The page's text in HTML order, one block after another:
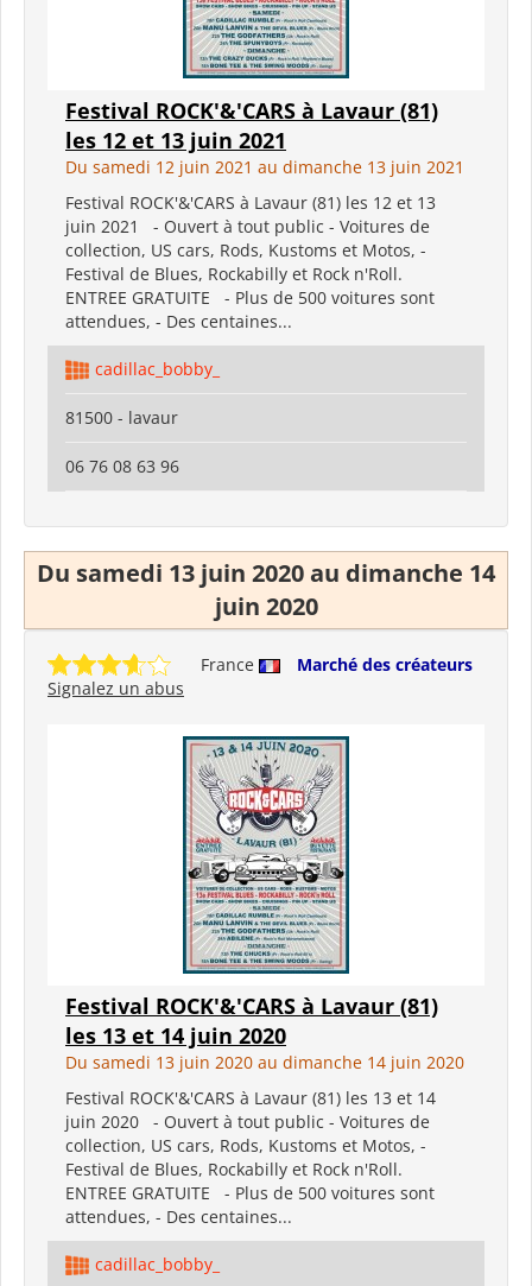
Festival ROCK'&'CARS à Lavaur (81)
les 12 et 13 juin 2021
Du samedi 12 juin 2021 au dimanche 13 juin 2021
Festival ROCK'&'CARS à Lavaur (81) les 12 et 13
juin 2021 - Ouvert à tout public - Voitures de
collection, US cars, Rods, Kustoms et Motos, -
Festival de Blues, Rockabilly et Rock n'Roll.
ENTREE GRATUITE - Plus de 500 voitures sont
attendues, - Des centaines...
cadillac_bobby_
81500 - lavaur
06 76 08 63 96
Du samedi 13 juin 2020 au dimanche 14
juin 2020
France
Marché des créateurs
Signalez un abus
Festival ROCK'&'CARS à Lavaur (81)
les 13 et 14 juin 2020
Du samedi 13 juin 2020 au dimanche 14 juin 2020
Festival ROCK'&'CARS à Lavaur (81) les 13 et 14
juin 2020 - Ouvert à tout public - Voitures de
collection, US cars, Rods, Kustoms et Motos, -
Festival de Blues, Rockabilly et Rock n'Roll.
ENTREE GRATUITE - Plus de 500 voitures sont
attendues, - Des centaines...
cadillac_bobby_